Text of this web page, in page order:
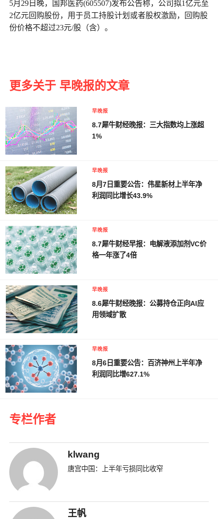
5月29日晚，国邦医药(605507)发布公告称，公司拟1亿元至
2亿元回购股份，用于员工持股计划或者股权激励，回购股
份价格不超过23元/股（含）。
更多关于 早晚报的文章
早晚报
8.7犀牛财经晚报：三大指数均上涨超
1%
早晚报
8月7日重要公告：伟星新材上半年净
利润同比增长43.9%
早晚报
8.7犀牛财经早报：电解液添加剂VC价
格一年涨了4倍
早晚报
8.6犀牛财经晚报：公募持仓正向AI应
用领域扩散
早晚报
8月6日重要公告：百济神州上半年净
利润同比增627.1%
专栏作者
klwang
唐宫中国：上半年亏损同比收窄
王帆